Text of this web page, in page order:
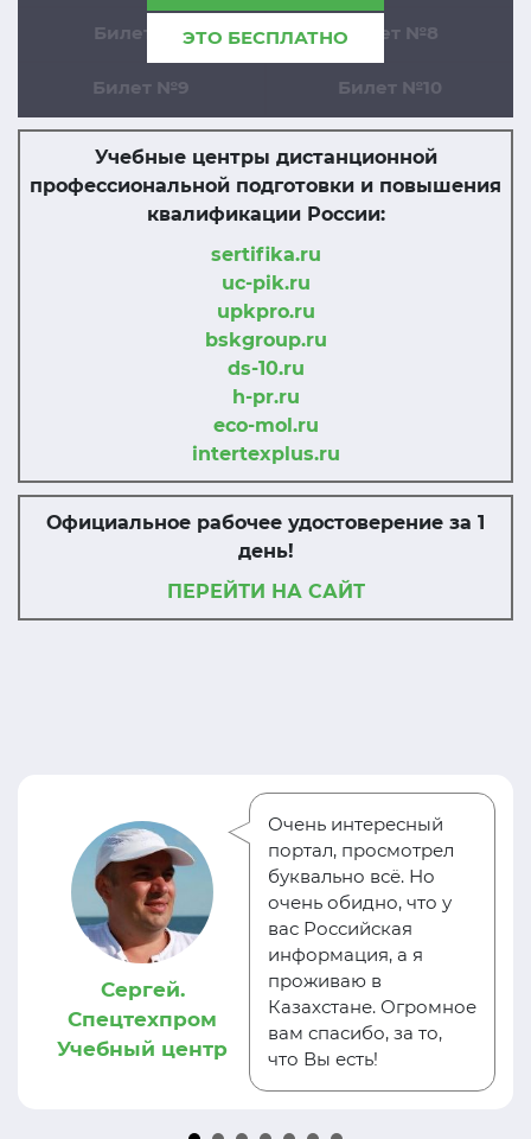
ЭТО БЕСПЛАТНО
Билет №7 Билет №8
Билет №9 Билет №10
Учебные центры дистанционной
профессиональной подготовки и повышения
квалификации России:
sertifika.ru
uc-pik.ru
upkpro.ru
bskgroup.ru
ds-10.ru
h-pr.ru
eco-mol.ru
intertexplus.ru
Официальное рабочее удостоверение за 1
день!
ПЕРЕЙТИ НА САЙТ
Сергей.
Спецтехпром
Учебный центр
Очень интересный
портал, просмотрел
буквально всё. Но
очень обидно, что у
вас Российская
информация, а я
проживаю в
Казахстане. Огромное
вам спасибо, за то,
что Вы есть!